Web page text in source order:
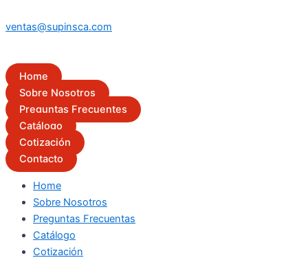
ventas@supinsca.com
Home
Sobre Nosotros
Preguntas Frecuentes
Catálogo
Cotización
Contacto
Home
Sobre Nosotros
Preguntas Frecuentas
Catálogo
Cotización